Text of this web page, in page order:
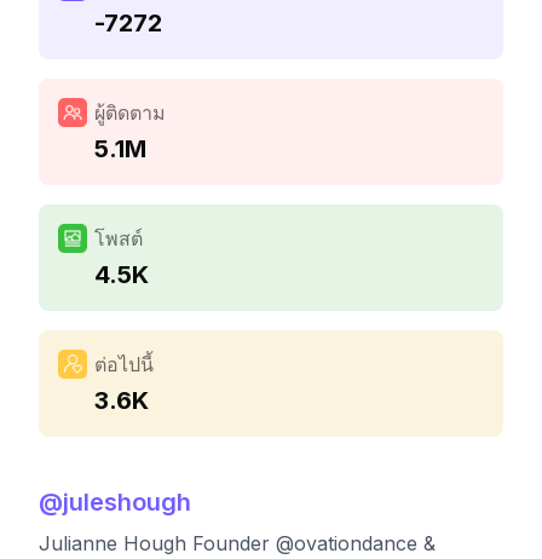
-7272
ผู้ติดตาม
5.1M
โพสต์
4.5K
ต่อไปนี้
3.6K
@juleshough
Julianne Hough Founder @ovationdance &